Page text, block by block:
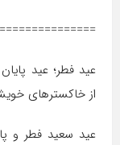
عید فطر؛ عید
از خاکسترهای
عید سعید فطر و